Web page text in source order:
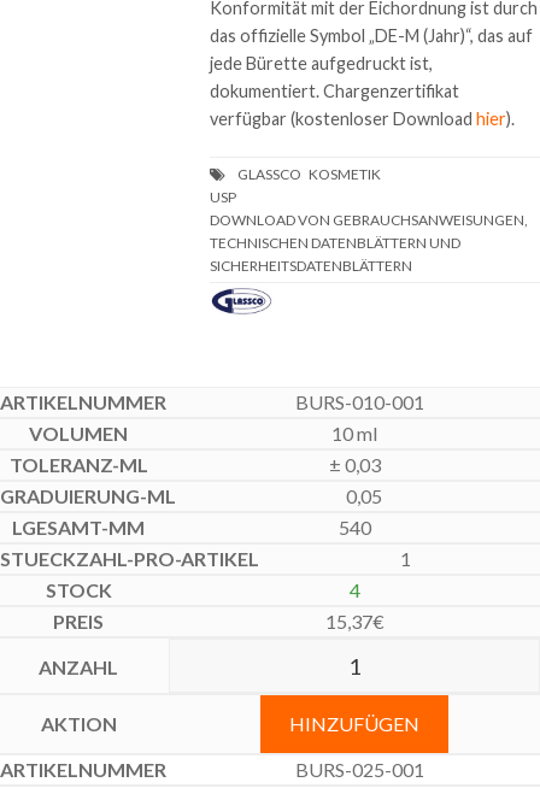
Konformität mit der Eichordnung ist durch
das offizielle Symbol „DE-M (Jahr)“, das auf
jede Bürette aufgedruckt ist,
dokumentiert. Chargenzertifikat
verfügbar (kostenloser Download hier).
DOWNLOAD VON GEBRAUCHSANWEISUNGEN,
TECHNISCHEN DATENBLÄTTERN UND
SICHERHEITSDATENBLÄTTERN
BURS-010-001
10 ml
± 0,03
0,05
540
1
4
15,37€
HINZUFÜGEN
BURS-025-001